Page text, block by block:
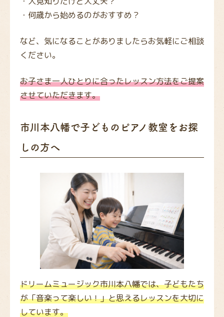
・何歳から始めるのがおすすめ？
など、気になることがありましたらお気軽にご相談
ください。
お子さま一人ひとりに合ったレッスン方法をご提案
させていただきます。
市川本八幡で子どものピアノ教室をお探
しの方へ
ドリームミュージック市川本八幡では、子どもたち
が「音楽って楽しい！」と思えるレッスンを大切に
しています。